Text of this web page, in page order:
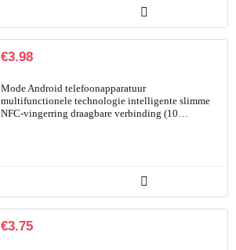
€3.98
Mode Android telefoonapparatuur
multifunctionele technologie intelligente slimme
NFC-vingerring draagbare verbinding (10…
€3.75